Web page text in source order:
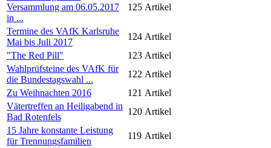
Versammlung am 06.05.2017
in ...
125 Artikel
Termine des VAfK Karlsruhe
Mai bis Juli 2017
124 Artikel
"The Red Pill"
123 Artikel
Wahlprüfsteine des VAfK für
die Bundestagswahl ...
122 Artikel
Zu Weihnachten 2016
121 Artikel
Vätertreffen an Heiligabend in
Bad Rotenfels
120 Artikel
15 Jahre konstante Leistung
für Trennungsfamilien
119 Artikel